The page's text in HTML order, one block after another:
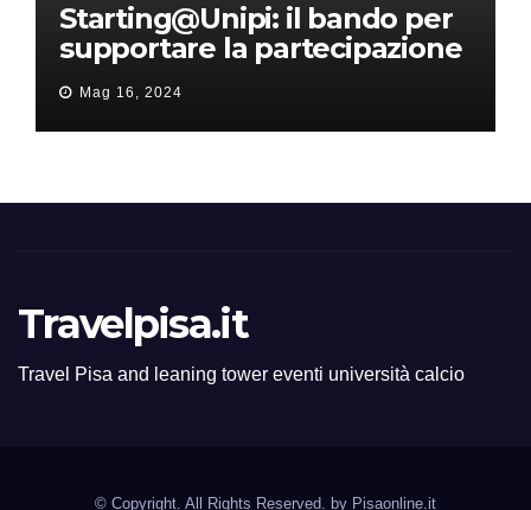
Starting@Unipi: il bando per
supportare la partecipazione
all’ERC Starting Grant
Mag 16, 2024
Travelpisa.it
Travel Pisa and leaning tower eventi università calcio
© Copyright. All Rights Reserved. by Pisaonline.it